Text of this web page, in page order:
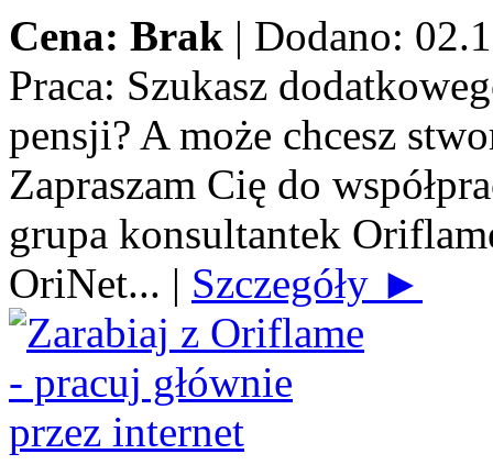
Cena: Brak | Dodano:
Praca: Szukasz
pensji? A może chcesz
Zapraszam Cię do
grupa konsultantek
OriNet... | Szczegóły ►